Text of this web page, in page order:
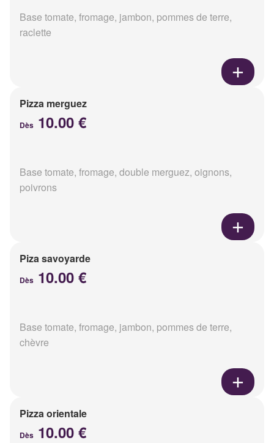
Base tomate, fromage, jambon, pommes de terre,
raclette
Pizza merguez
Dès 10.00 €
Base tomate, fromage, double merguez, oignons,
poivrons
Piza savoyarde
Dès 10.00 €
Base tomate, fromage, jambon, pommes de terre,
chèvre
Pizza orientale
Dès 10.00 €